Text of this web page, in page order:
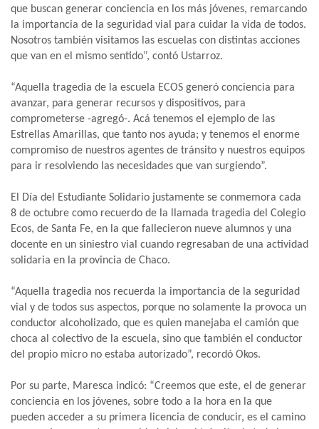
que buscan generar conciencia en los más jóvenes, remarcando
la importancia de la seguridad vial para cuidar la vida de todos.
Nosotros también visitamos las escuelas con distintas acciones
que van en el mismo sentido”, contó Ustarroz.
“Aquella tragedia de la escuela ECOS generó conciencia para
avanzar, para generar recursos y dispositivos, para
comprometerse -agregó-. Acá tenemos el ejemplo de las
Estrellas Amarillas, que tanto nos ayuda; y tenemos el enorme
compromiso de nuestros agentes de tránsito y nuestros equipos
para ir resolviendo las necesidades que van surgiendo”.
El Día del Estudiante Solidario justamente se conmemora cada
8 de octubre como recuerdo de la llamada tragedia del Colegio
Ecos, de Santa Fe, en la que fallecieron nueve alumnos y una
docente en un siniestro vial cuando regresaban de una actividad
solidaria en la provincia de Chaco.
“Aquella tragedia nos recuerda la importancia de la seguridad
vial y de todos sus aspectos, porque no solamente la provoca un
conductor alcoholizado, que es quien manejaba el camión que
choca al colectivo de la escuela, sino que también el conductor
del propio micro no estaba autorizado”, recordó Okos.
Por su parte, Maresca indicó: “Creemos que este, el de generar
conciencia en los jóvenes, sobre todo a la hora en la que
pueden acceder a su primera licencia de conducir, es el camino